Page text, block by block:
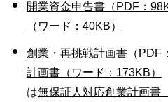
開業資金申告書（PDF：
（ワード：40KB）
創業・再挑戦計画書（PDF
計画書（ワード：173KB）
は無保証人対応創業計画書